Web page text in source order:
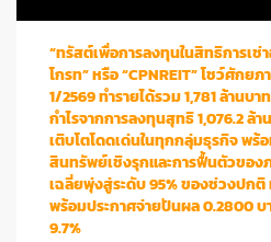
“ทรัสต์เพื่อการลงทุนในสิทธิการเช่
โกรท” หรือ “CPNREIT” โชว์ศักย
1/2569 ทำรายได้รวม 1,781 ล้านบา
กำไรจากการลงทุนสุทธิ 1,076.2 ล้
เติบโตโดดเด่นในทุกกลุ่มธุรกิจ พร้
สินทรัพย์เชิงรุกและการฟื้นตัวขอ
เฉลี่ยพุ่งสู่ระดับ 95% ของช่วงปกติ
พร้อมประกาศจ่ายปันผล 0.2800
9.7%